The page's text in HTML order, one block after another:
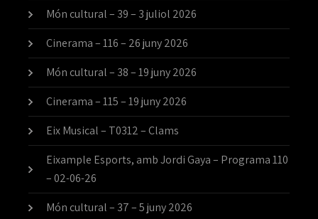
Món cultural – 39 – 3 juliol 2026
Cinerama – 116 – 26 juny 2026
Món cultural – 38 – 19 juny 2026
Cinerama – 115 – 19 juny 2026
Eix Musical – T0312 – Clams
Eixample Esports, amb Jordi Gaya – Programa 110
– 02-06-26
Món cultural – 37 – 5 juny 2026